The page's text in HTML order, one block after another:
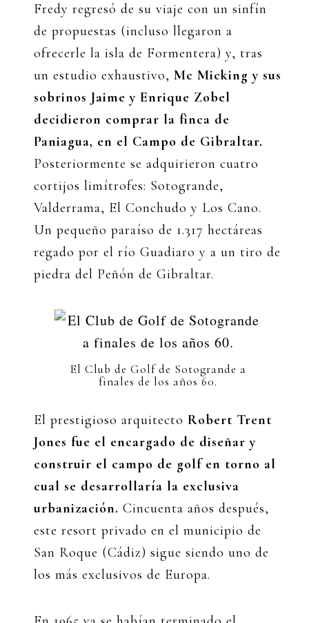
Fredy regresó de su viaje con un sinfín
de propuestas (incluso llegaron a
ofrecerle la isla de Formentera) y, tras
un estudio exhaustivo,Mc Micking y sus
sobrinos Jaime y Enrique Zobel
decidieron comprar la finca de
Paniagua, en el Campo de Gibraltar.
Posteriormente se adquirieron cuatro
cortijos limítrofes: Sotogrande,
Valderrama, El Conchudo y Los Cano.
Un pequeño paraíso de 1.317 hectáreas
regado por el río Guadiaro y a un tiro de
piedra del Peñón de Gibraltar.
El Club de Golf de Sotogrande a
finales de los años 60.
El prestigioso arquitectoRobert Trent
Jones fue el encargado de diseñar y
construir el campo de golf en torno al
cual se desarrollaría la exclusiva
urbanización. Cincuenta años después,
este resort privado en el municipio de
San Roque (Cádiz) sigue siendo uno de
los más exclusivos de Europa.